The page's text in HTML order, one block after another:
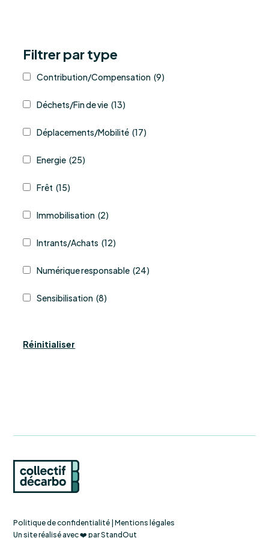
Filtrer par type
Contribution/Compensation (9)
Déchets/Fin de vie (13)
Déplacements/Mobilité (17)
Energie (25)
Frêt (15)
Immobilisation (2)
Intrants/Achats (12)
Numérique responsable (24)
Sensibilisation (8)
Réinitialiser
Politique de confidentialité |Mentions légales
Un site réalisé avec ❤️ parStandOut